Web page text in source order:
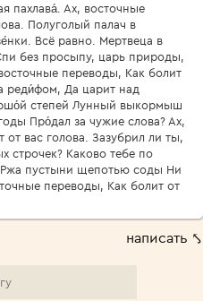
пахлава́. Ах, восточные
Полуголый палач в
Всё равно. Мертвеца в
без просыпу, царь природы,
переводы, Как болит
реди́фом, Да царит над
степей Лунный выкормыш
Про́дал за чужие слова? Ах,
вас голова. Зазубрил ли ты,
строчек? Каково тебе по
Ржа пустыни щепотью соды Ни
переводы, Как болит от
написать ⤣